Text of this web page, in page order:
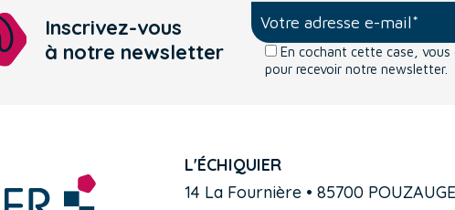
Inscrivez-vous
à notre newsletter
En cochant cette case,
pour recevoir notre newsletter.
L'ÉCHIQUIER
14 La Fournière • 85700